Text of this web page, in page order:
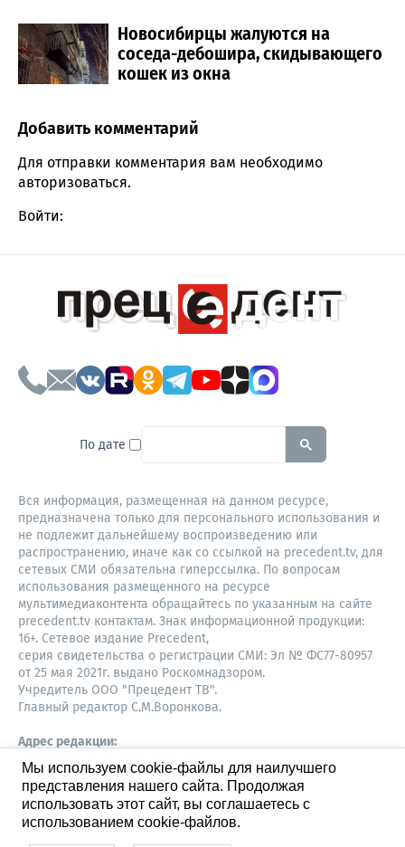
Новосибирцы жалуются на
соседа-дебошира, скидывающего
кошек из окна
Comment section
Добавить комментарий
Для отправки комментария вам необходимо
авторизоваться.
Войти:
По дате To search this site, enter a
Вся информация, размещенная на данном ресурсе,
предназначена только для персонального использования и
не подлежит дальнейшему воспроизведению или
распространению, иначе как со ссылкой на precedent.tv, для
сетевых СМИ обязательна гиперссылка. По вопросам
использования размещенного на ресурсе
мультимедиаконтента обращайтесь по указанным на сайте
precedent.tv контактам. Знак информационной продукции:
16+. Сетевое издание Precedent,
серия свидетельства о регистрации СМИ: Эл № ФС77-80957
от 25 мая 2021г. выдано Роскомнадзором.
Учредитель ООО "Прецедент ТВ".
Главный редактор С.М.Воронкова.
Адрес редакции:
630087,
Новосибирск
8-960-779-12-96,
S.Voronkova@precedent.tv
Мы используем cookie-файлы для наилучшего
представления нашего сайта. Продолжая
использовать этот сайт, вы соглашаетесь с
использованием cookie-файлов.